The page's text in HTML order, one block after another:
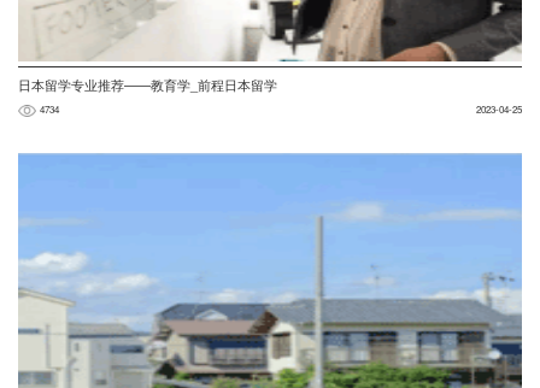
日本留学专业推荐——教育学_前程日本留学
4734 2023-04-25